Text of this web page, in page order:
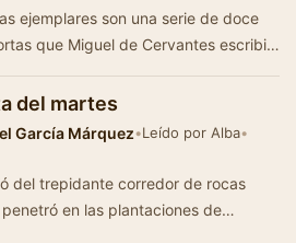
ejemplares son una serie de doce
que Miguel de Cervantes escribió
del martes
García Márquez•Leído por Alba•
del trepidante corredor de rocas